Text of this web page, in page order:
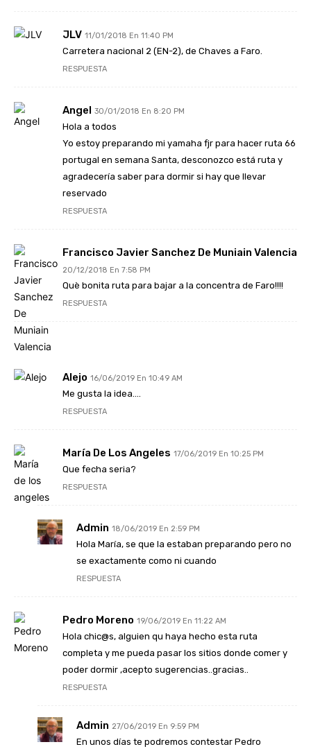
JLV 11/01/2018 En 11:40 PM
Carretera nacional 2 (EN-2), de Chaves a Faro.
RESPUESTA
Angel 30/01/2018 En 8:20 PM
Hola a todos
Yo estoy preparando mi yamaha fjr para hacer ruta 66
portugal en semana Santa, desconozco está ruta y
agradecería saber para dormir si hay que llevar
reservado
RESPUESTA
Francisco Javier Sanchez De Muniain Valencia
20/12/2018 En 7:58 PM
Què bonita ruta para bajar a la concentra de Faro!!!!
RESPUESTA
Alejo 16/06/2019 En 10:49 AM
Me gusta la idea….
RESPUESTA
María De Los Angeles 17/06/2019 En 10:25 PM
Que fecha seria?
RESPUESTA
Admin 18/06/2019 En 2:59 PM
Hola María, se que la estaban preparando pero no
se exactamente como ni cuando
RESPUESTA
Pedro Moreno 19/06/2019 En 11:22 AM
Hola chic@s, alguien qu haya hecho esta ruta
completa y me pueda pasar los sitios donde comer y
poder dormir ,acepto sugerencias..gracias..
RESPUESTA
Admin 27/06/2019 En 9:59 PM
En unos días te podremos contestar Pedro